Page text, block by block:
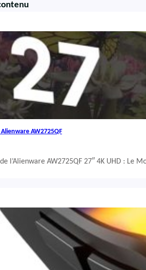
AW2725QF
l’Alienware AW2725QF 27″ 4K UHD : Le